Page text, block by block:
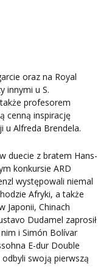
oraz na Royal
innymi u S.
profesorem
cenną inspirację
u Alfreda Brendela.
duecie z bratem Hans-
konkursie ARD
występowali niemal
Afryki, a także
Japonii, Chinach
Dudamel zaprosił
i Simón Bolívar
E-dur Double
swoją pierwszą